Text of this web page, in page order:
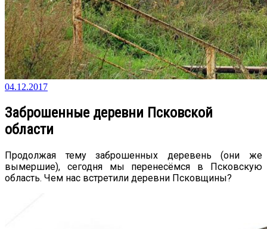
04.12.2017
Заброшенные деревни Псковской
области
Продолжая тему заброшенных деревень (они же
вымершие), сегодня мы перенесёмся в Псковскую
область. Чем нас встретили деревни Псковщины?